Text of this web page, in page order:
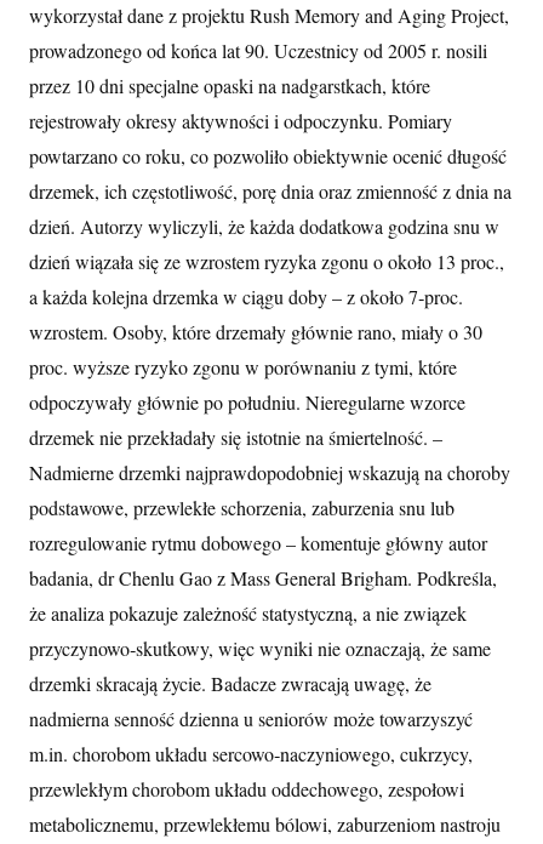
wykorzystał dane z projektu Rush Memory and Aging Project,
prowadzonego od końca lat 90. Uczestnicy od 2005 r. nosili
przez 10 dni specjalne opaski na nadgarstkach, które
rejestrowały okresy aktywności i odpoczynku. Pomiary
powtarzano co roku, co pozwoliło obiektywnie ocenić długość
drzemek, ich częstotliwość, porę dnia oraz zmienność z dnia na
dzień. Autorzy wyliczyli, że każda dodatkowa godzina snu w
dzień wiązała się ze wzrostem ryzyka zgonu o około 13 proc.,
a każda kolejna drzemka w ciągu doby – z około 7‑proc.
wzrostem. Osoby, które drzemały głównie rano, miały o 30
proc. wyższe ryzyko zgonu w porównaniu z tymi, które
odpoczywały głównie po południu. Nieregularne wzorce
drzemek nie przekładały się istotnie na śmiertelność. –
Nadmierne drzemki najprawdopodobniej wskazują na choroby
podstawowe, przewlekłe schorzenia, zaburzenia snu lub
rozregulowanie rytmu dobowego – komentuje główny autor
badania, dr Chenlu Gao z Mass General Brigham. Podkreśla,
że analiza pokazuje zależność statystyczną, a nie związek
przyczynowo‑skutkowy, więc wyniki nie oznaczają, że same
drzemki skracają życie. Badacze zwracają uwagę, że
nadmierna senność dzienna u seniorów może towarzyszyć
m.in. chorobom układu sercowo‑naczyniowego, cukrzycy,
przewlekłym chorobom układu oddechowego, zespołowi
metabolicznemu, przewlekłemu bólowi, zaburzeniom nastroju